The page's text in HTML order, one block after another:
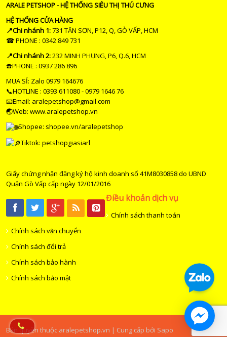
ARALE PETSHOP - HỆ THỐNG SIÊU THỊ THÚ CƯNG
HỆ THỐNG CỬA HÀNG
📍Chi nhánh 1:731 TÂN SƠN, P12, Q, GÒ VẤP, HCM
☎ PHONE : 0342 849 731
📍Chi nhánh 2:232 MINH PHỤNG, P6, Q.6, HCM
☎️PHONE : 0937 286 896
MUA SỈ: Zalo 0979 164676
📞HOTLINE : 0393 611080 - 0979 1646 76
📧Email: aralepetshop@gmail.com
🌏Web: www.aralepetshop.vn
Shopee: shopee.vn/aralepetshop
Tiktok: petshopgiasiarl
Giấy chứng nhận đăng ký hộ kinh doanh số 41M8030858 do UBND
Quận Gò Vấp cấp ngày 12/01/2016
Điều khoản dịch vụ
Chính sách thanh toán
Chính sách vận chuyển
Chính sách đổi trả
Chính sách bảo hành
Chính sách bảo mật
Bản quyền thuộc aralepetshop.vn | Cung cấp bởi Sapo